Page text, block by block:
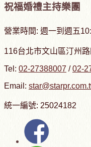
祝福婚禮主持樂團
營業時間: 週一到週五
116台北市文山區汀州
Tel: 02-27388007 /02-
Email:
統一編號: 25024182